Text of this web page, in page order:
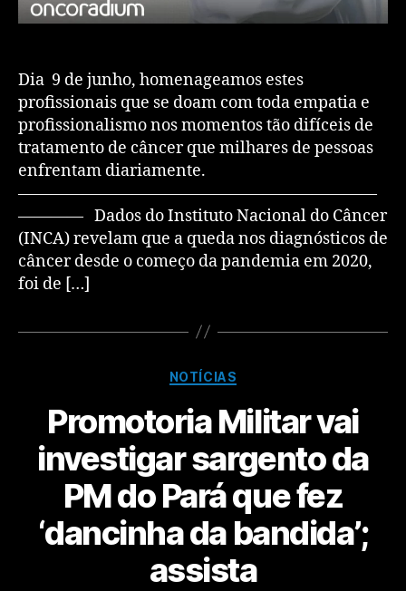
Dia 9 de junho, homenageamos estes
profissionais que se doam com toda empatia e
profissionalismo nos momentos tão difíceis de
tratamento de câncer que milhares de pessoas
enfrentam diariamente.
——————————————————————
———— Dados do Instituto Nacional do Câncer
(INCA) revelam que a queda nos diagnósticos de
câncer desde o começo da pandemia em 2020,
foi de […]
NOTÍCIAS
Promotoria Militar vai
investigar sargento da
PM do Pará que fez
‘dancinha da bandida’;
assista